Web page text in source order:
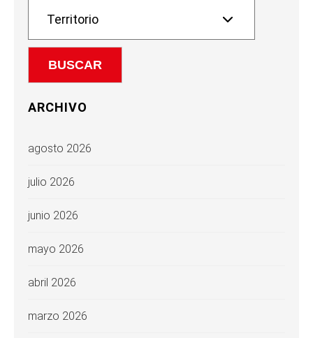
ARCHIVO
agosto 2026
julio 2026
junio 2026
mayo 2026
abril 2026
marzo 2026